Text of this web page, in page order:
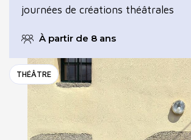
journées de créations théâtrales
À partir de 8 ans
THÉÂTRE